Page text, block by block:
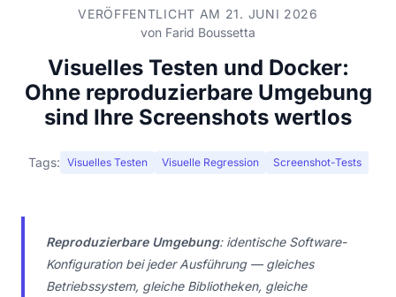
VERÖFFENTLICHT AM 21. JUNI 2026
von Farid Boussetta
Visuelles Testen und Docker:
Ohne reproduzierbare Umgebung
sind Ihre Screenshots wertlos
Tags: Visuelles Testen Visuelle Regression Screenshot-Tests
Reproduzierbare Umgebung: identische Software-
Konfiguration bei jeder Ausführung — gleiches
Betriebssystem, gleiche Bibliotheken, gleiche